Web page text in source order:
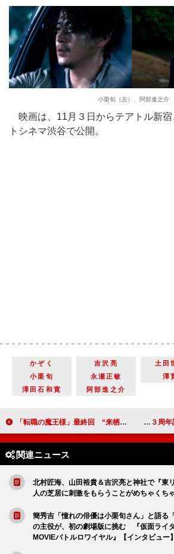
小栗旬（左）、阿部進之介
映画は、11月３日からテアトル新宿
トシネマ渋谷で公開。
かぞく 吉沢亮
土田
小栗旬
永瀬正敏
澤
澤田石和寛
阿部進之介
「転職の魔王様」最終回 “来栖”成田凌のハグに視聴者悶絶 「今期一番の胸キュンハグ」「ドキドキが止まらない」 草なぎ剛「新しい地図
関連ニュース
北村匠海、山田裕貴＆吉沢亮と神社で『
人の芝居に刺激をもらうことがめちゃくち
簡秀吉「憧れの俳優は小栗旬さん」と語る
の主役が、初の劇場版に挑む 『仮面ライ
MOVIEバトルロワイヤル』【インタビュー】